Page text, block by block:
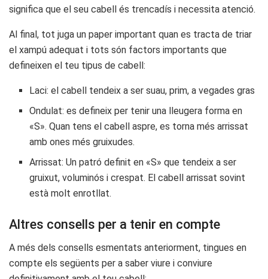
significa que el seu cabell és trencadís i necessita atenció.
Al final, tot juga un paper important quan es tracta de triar
el xampú adequat i tots són factors importants que
defineixen el teu tipus de cabell:
Laci: el cabell tendeix a ser suau, prim, a vegades gras
Ondulat: es defineix per tenir una lleugera forma en
«S». Quan tens el cabell aspre, es torna més arrissat
amb ones més gruixudes.
Arrissat: Un patró definit en «S» que tendeix a ser
gruixut, voluminós i crespat. El cabell arrissat sovint
està molt enrotllat.
Altres consells per a tenir en compte
A més dels consells esmentats anteriorment, tingues en
compte els següents per a saber viure i conviure